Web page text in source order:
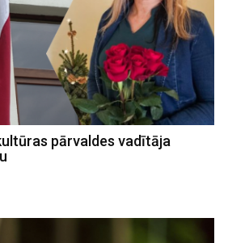
pārvaldes vadītāja